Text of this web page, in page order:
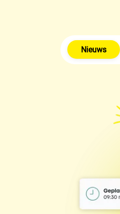
Nieuws